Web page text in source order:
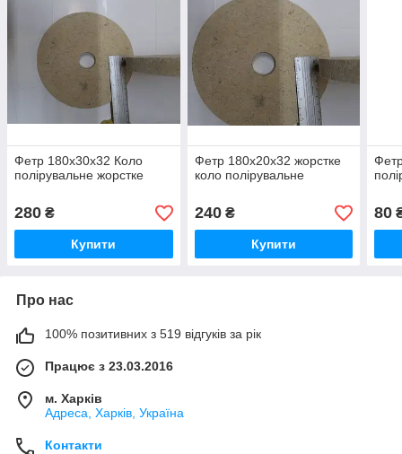
Фетр 180х30х32 Коло
полірувальне жорстке
280 ₴
Купити
Фетр 180х20х32 жорстке
коло полірувальне
240₴
Купити
80
Про нас
100% позитивних з 519 відгуків за рік
Працює з 23.03.2016
м. Харків
Адреса, Харків, Україна
Контакти